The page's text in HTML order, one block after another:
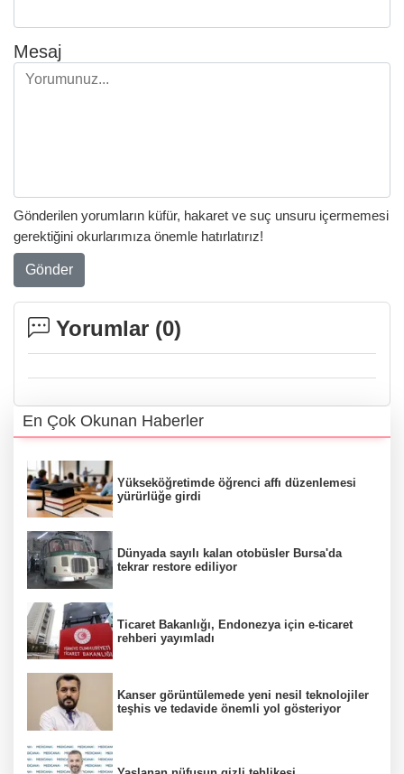
Mesaj
Gönderilen yorumların küfür, hakaret ve suç unsuru içermemesi
gerektiğini okurlarımıza önemle hatırlatırız!
Gönder
Yorumlar (0)
En Çok Okunan Haberler
Yükseköğretimde öğrenci affı düzenlemesi
yürürlüğe girdi
Dünyada sayılı kalan otobüsler Bursa'da
tekrar restore ediliyor
Ticaret Bakanlığı, Endonezya için e-ticaret
rehberi yayımladı
Kanser görüntülemede yeni nesil teknolojiler
teşhis ve tedavide önemli yol gösteriyor